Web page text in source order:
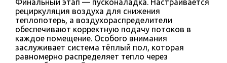
Финальный этап — пусконаладка. Настраивается
рециркуляция воздуха для снижения
теплопотерь, а воздухораспределители
обеспечивают корректную подачу потоков в
каждое помещение. Особого внимания
заслуживает система тёплый пол, которая
равномерно распределяет тепло через